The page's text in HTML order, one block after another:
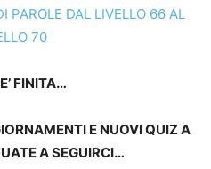
PAROLE DAL LIVELLO 66 AL
70
FINITA…
E NUOVI QUIZ A
A SEGUIRCI…